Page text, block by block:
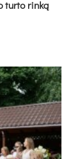
turto rinką